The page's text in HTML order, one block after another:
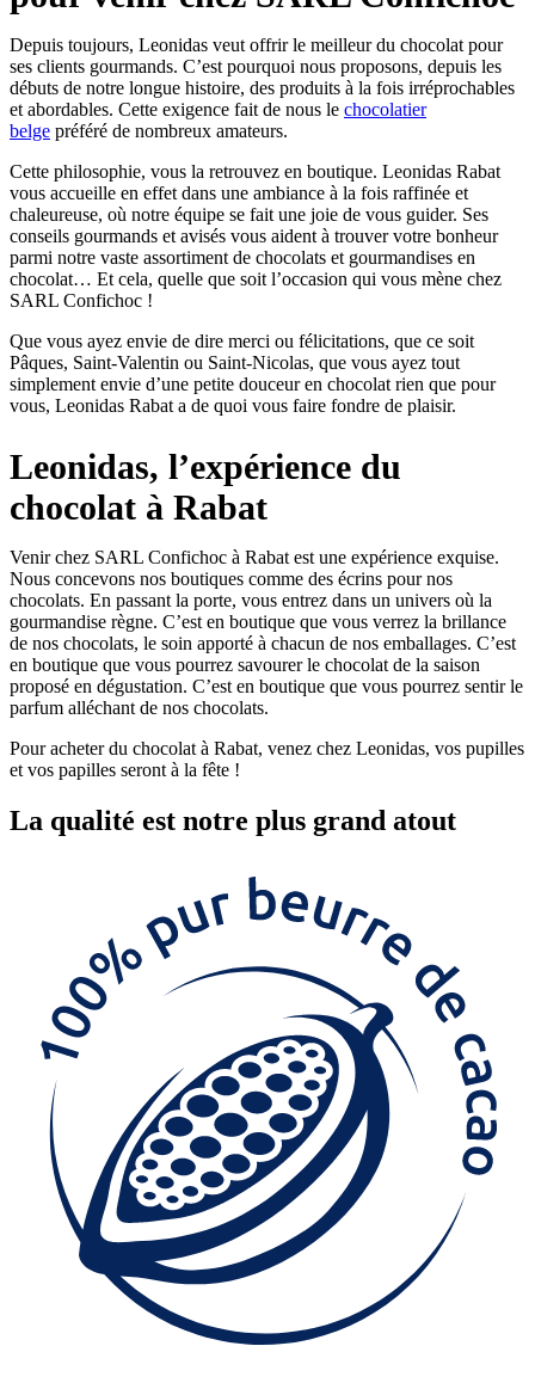
Depuis toujours, Leonidas veut offrir le meilleur du chocolat pour
ses clients gourmands. C’est pourquoi nous proposons, depuis les
débuts de notre longue histoire, des produits à la fois irréprochables
et abordables. Cette exigence fait de nous le chocolatier
belge préféré de nombreux amateurs.
Cette philosophie, vous la retrouvez en boutique. Leonidas Rabat
vous accueille en effet dans une ambiance à la fois raffinée et
chaleureuse, où notre équipe se fait une joie de vous guider. Ses
conseils gourmands et avisés vous aident à trouver votre bonheur
parmi notre vaste assortiment de chocolats et gourmandises en
chocolat… Et cela, quelle que soit l’occasion qui vous mène chez
SARL Confichoc !
Que vous ayez envie de dire merci ou félicitations, que ce soit
Pâques, Saint-Valentin ou Saint-Nicolas, que vous ayez tout
simplement envie d’une petite douceur en chocolat rien que pour
vous, Leonidas Rabat a de quoi vous faire fondre de plaisir.
Leonidas, l’expérience du
chocolat à Rabat
Venir chez SARL Confichoc à Rabat est une expérience exquise.
Nous concevons nos boutiques comme des écrins pour nos
chocolats. En passant la porte, vous entrez dans un univers où la
gourmandise règne. C’est en boutique que vous verrez la brillance
de nos chocolats, le soin apporté à chacun de nos emballages. C’est
en boutique que vous pourrez savourer le chocolat de la saison
proposé en dégustation. C’est en boutique que vous pourrez sentir le
parfum alléchant de nos chocolats.
Pour acheter du chocolat à Rabat, venez chez Leonidas, vos pupilles
et vos papilles seront à la fête !
La qualité est notre plus grand atout